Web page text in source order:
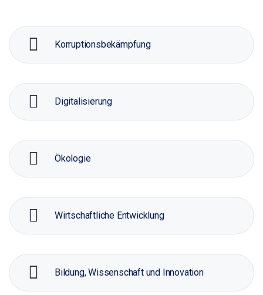
Korruptionsbekämpfung
Digitalisierung
Ökologie
Wirtschaftliche Entwicklung
Bildung, Wissenschaft und Innovation